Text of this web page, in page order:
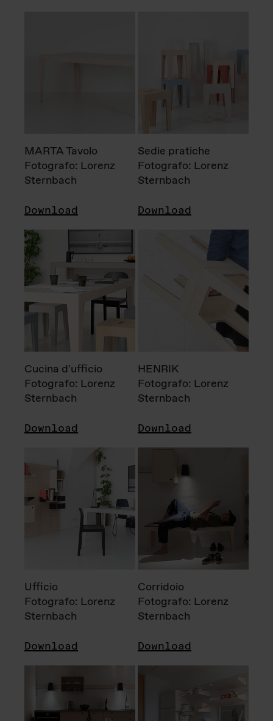
MARTA Tavolo
Fotografo: Lorenz
Sternbach
Download
Sedie pratiche
Fotografo: Lorenz
Sternbach
Download
Cucina d'ufficio
Fotografo: Lorenz
Sternbach
Download
HENRIK
Fotografo: Lorenz
Sternbach
Download
Ufficio
Fotografo: Lorenz
Sternbach
Download
Corridoio
Fotografo: Lorenz
Sternbach
Download